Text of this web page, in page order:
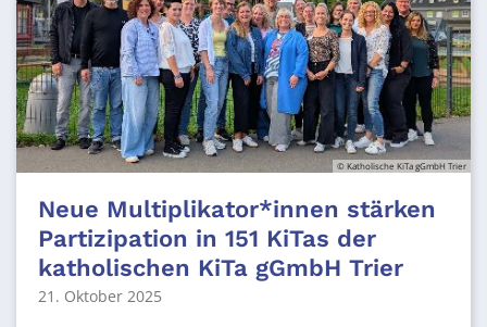
© Katholische KiTa gGmbH Trier
Neue Multiplikator*innen stärken
Partizipation in 151 KiTas der
katholischen KiTa gGmbH Trier
21. Oktober 2025